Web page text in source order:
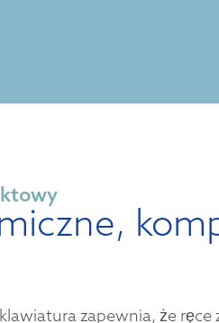
zapewnia, że ręce